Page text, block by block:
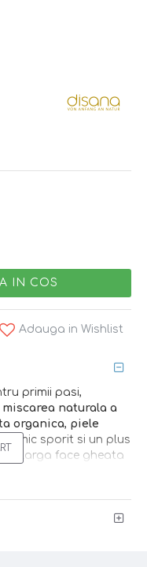
IN COS
Adauga in Wishlist
primii pasi,
miscarea naturala a
organica, piele
termic sporit si un plus
larga face gheata
prietenoasa cu
la uscat, apoi sa